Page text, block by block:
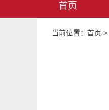
首页
当前位置： 首页 >